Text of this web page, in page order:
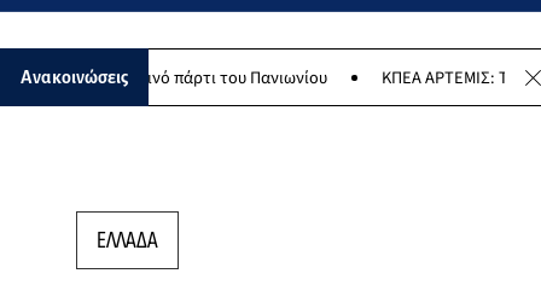
Ανακοινώσειςπάρτι του Πανιωνίου ΚΠΕΑ ΑΡΤΕΜΙΣ: Το
ΕΛΛΑΔΑ